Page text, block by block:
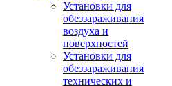
Установки для
обеззараживания
воздуха и
поверхностей
Установки для
обеззараживания
технических и